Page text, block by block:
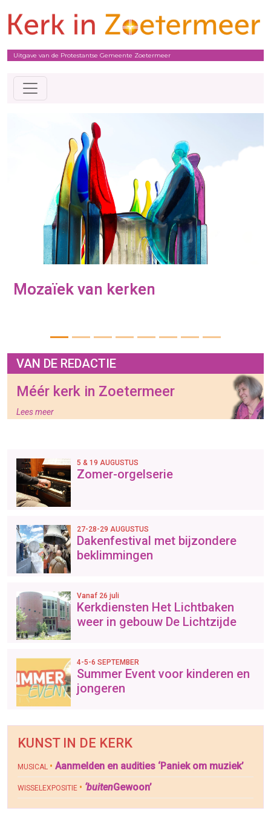
Uitgave van de Protestantse Gemeente Zoetermeer
Mozaïek van kerken
VAN DE REDACTIE
Méér kerk in Zoetermeer
Lees meer
5 & 19 AUGUSTUS
Zomer-orgelserie
27-28-29 AUGUSTUS
Dakenfestival met bijzondere
beklimmingen
Vanaf 26 juli
Kerkdiensten Het Lichtbaken
weer in gebouw De Lichtzijde
4-5-6 SEPTEMBER
Summer Event voor kinderen en
jongeren
KUNST IN DE KERK
MUSICAL • Aanmelden en audities ‘Paniek om muziek’
WISSELEXPOSITIE • ‘buitenGewoon’